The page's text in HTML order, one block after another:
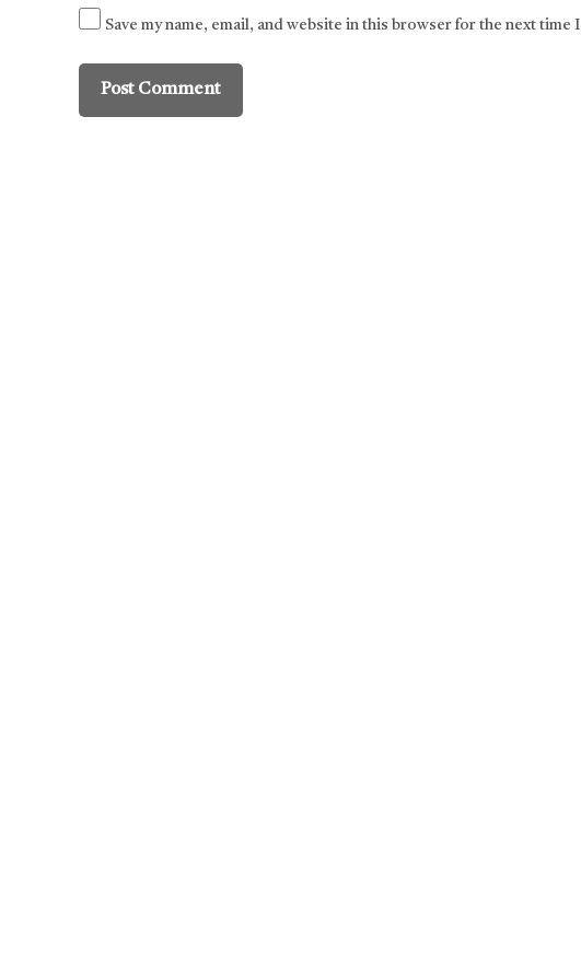
Save my name, email, and website in this browser for the next time